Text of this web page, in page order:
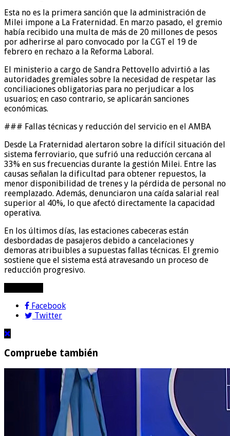
Esta no es la primera sanción que la administración de
Milei impone a La Fraternidad. En marzo pasado, el gremio
había recibido una multa de más de 20 millones de pesos
por adherirse al paro convocado por la CGT el 19 de
febrero en rechazo a la Reforma Laboral.
El ministerio a cargo de Sandra Pettovello advirtió a las
autoridades gremiales sobre la necesidad de respetar las
conciliaciones obligatorias para no perjudicar a los
usuarios; en caso contrario, se aplicarán sanciones
económicas.
### Fallas técnicas y reducción del servicio en el AMBA
Desde La Fraternidad alertaron sobre la difícil situación del
sistema ferroviario, que sufrió una reducción cercana al
33% en sus frecuencias durante la gestión Milei. Entre las
causas señalan la dificultad para obtener repuestos, la
menor disponibilidad de trenes y la pérdida de personal no
reemplazado. Además, denunciaron una caída salarial real
superior al 40%, lo que afectó directamente la capacidad
operativa.
En los últimos días, las estaciones cabeceras están
desbordadas de pasajeros debido a cancelaciones y
demoras atribuibles a supuestas fallas técnicas. El gremio
sostiene que el sistema está atravesando un proceso de
reducción progresivo.
Facebook
Twitter
Compruebe también